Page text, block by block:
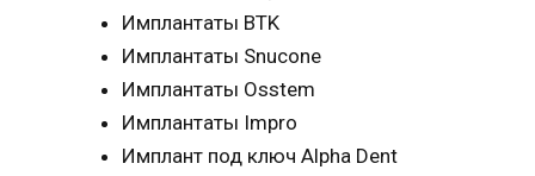
Имплантаты BTK
Имплантаты Snucone
Имплантаты Osstem
Имплантаты Impro
Имплант под ключ Alpha Dent